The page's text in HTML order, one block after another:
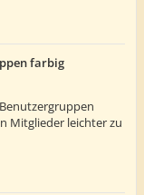
farbig
Mitglieder leichter zu